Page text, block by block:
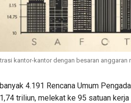
kantor-kantor dengan besaran anggaran
4.191 Rencana Umum
triliun, melekat ke 95 satuan